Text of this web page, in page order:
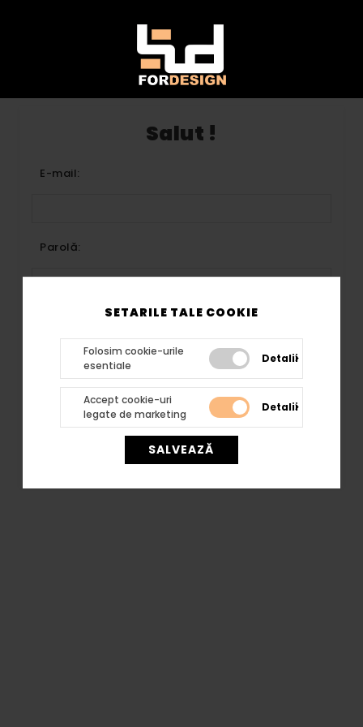
SETARILE TALE COOKIE
Folosim cookie-urile
esentiale
Detalii
Accept cookie-uri
legate de marketing
Detalii
SALVEAZĂ
Salut !
E-mail:
Parolă:
AUTENTIFICARE
Nu ai cont? Nu-ți face griji! Poți crea
unul accesand butonul de mai jos.
ÎNREGISTRARE